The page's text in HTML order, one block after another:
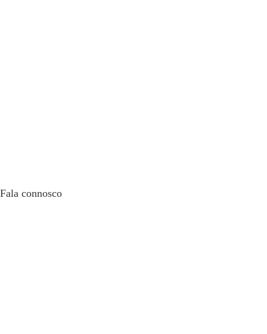
Fala connosco